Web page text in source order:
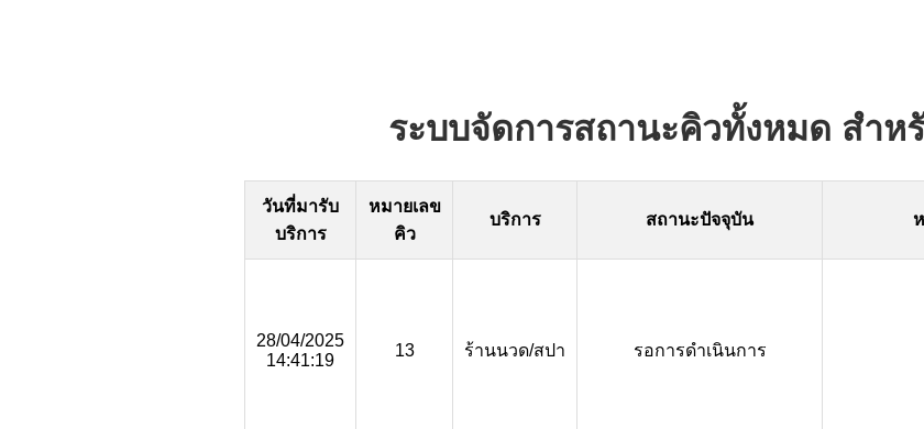
ระบบจัดการสถานะคิวทั้งหมด สำห
วันที่มารับ
บริการ
หมายเลข
คิว
บริการ สถานะปัจจุบัน
28/04/2025
14:41:19
13 ร้านนวด/สปา รอการดำเนินการ